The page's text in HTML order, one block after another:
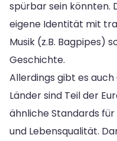
spürbar sein könnten.
eigene Identität mit
Musik (z.B. Bagpipes)
Geschichte.
Allerdings gibt es
Länder sind Teil der
ähnliche Standards für
und Lebensqualität.